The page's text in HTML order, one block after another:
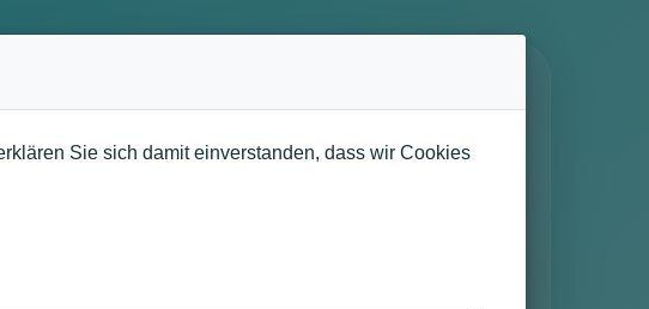
Sie sich damit einverstanden, dass wir Cookies